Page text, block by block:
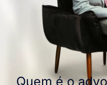
Quem é o